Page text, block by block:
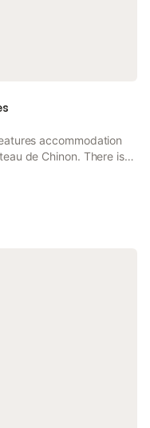
accommodation
de Chinon. There is
parking and free WiFi